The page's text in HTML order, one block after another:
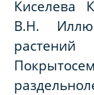
Киселева
В.Н.